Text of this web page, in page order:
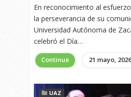
En reconocimiento al
la perseverancia de su
Universidad Autónoma de
celebró el Día…
Continue 21 mayo, 2026
UAZ